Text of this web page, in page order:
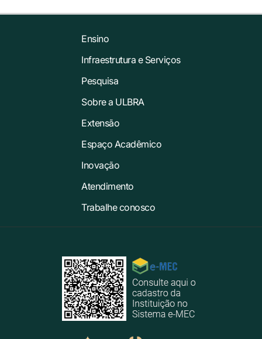
Ensino
Infraestrutura e Serviços
Pesquisa
Sobre a ULBRA
Extensão
Espaço Acadêmico
Inovação
Atendimento
Trabalhe conosco